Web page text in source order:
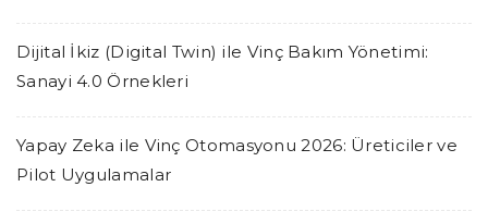
Dijital İkiz (Digital Twin) ile Vinç Bakım Yönetimi:
Sanayi 4.0 Örnekleri
Yapay Zeka ile Vinç Otomasyonu 2026: Üreticiler ve
Pilot Uygulamalar